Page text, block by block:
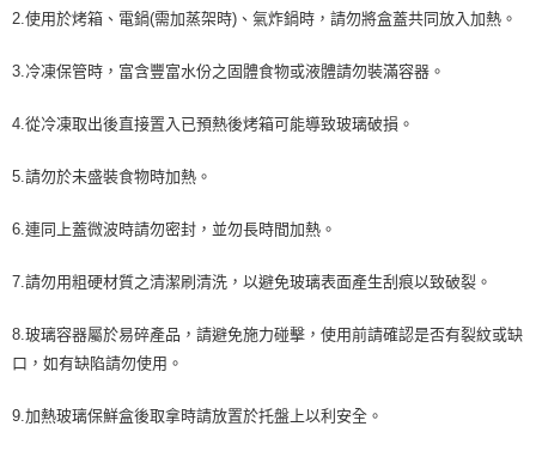
2.使用於烤箱、電鍋(需加蒸架時)、氣炸鍋時，請勿將盒蓋共同放入加熱。
3.冷凍保管時，富含豐富水份之固體食物或液體請勿裝滿容器。
4.從冷凍取出後直接置入已預熱後烤箱可能導致玻璃破損。
5.請勿於未盛裝食物時加熱。
6.連同上蓋微波時請勿密封，並勿長時間加熱。
7.請勿用粗硬材質之清潔刷清洗，以避免玻璃表面產生刮痕以致破裂。
8.玻璃容器屬於易碎產品，請避免施力碰擊，使用前請確認是否有裂紋或缺
口，如有缺陷請勿使用。
9.加熱玻璃保鮮盒後取拿時請放置於托盤上以利安全。